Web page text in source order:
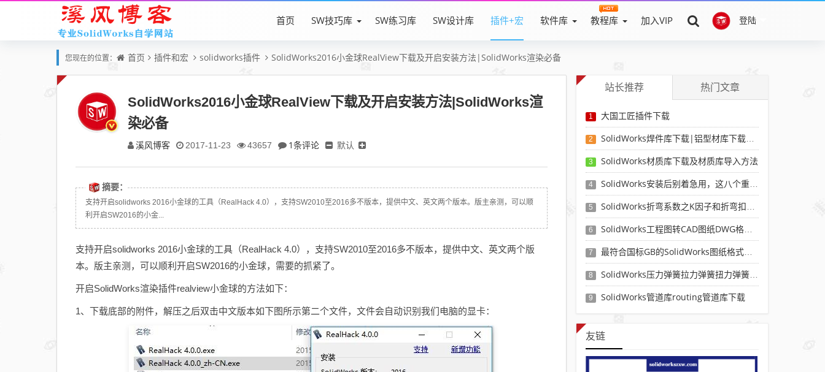
登陆
首页 SW技巧库 SW练习库 SW设计库 插件+宏 软件库 教程库 加入VIP
您现在的位置： 首页 插件和宏 solidworks插件 SolidWorks2016小金球RealView下载及开启安装方法|SolidWorks渲染必备
SolidWorks2016小金球RealView下载及开启安装方法|SolidWorks渲
染必备
溪风博客 2017-11-23 43657 1条评论 默认
摘要：
支持开启solidworks 2016小金球的工具（RealHack 4.0），支持SW2010至2016多不版本，提供中文、英文两个版本。版主亲测，可以顺
利开启SW2016的小金...
支持开启solidworks 2016小金球的工具（RealHack 4.0），支持SW2010至2016多不版本，提供中文、英文两个版
本。版主亲测，可以顺利开启SW2016的小金球，需要的抓紧了。
开启SolidWorks渲染插件realview小金球的方法如下：
1、下载底部的附件，解压之后双击中文版本如下图所示第二个文件，文件会自动识别我们电脑的显卡：
站长推荐 热门文章
1 大国工匠插件下载
2 SolidWorks焊件库下载|铝型材库下载|附sw焊件库添加配置使用教程
3 SolidWorks材质库下载及材质库导入方法
4 SolidWorks安装后别着急用，这八个重要SolidWorks设置可以提高你的画图效率
5 SolidWorks折弯系数之K因子和折弯扣除表-溪风推荐
6 SolidWorks工程图转CAD图纸DWG格式映射文件无乱码可分层-溪风亲测推荐
7 最符合国标GB的SolidWorks图纸格式和图纸模板下载-溪风专用版
8 SolidWorks压力弹簧拉力弹簧扭力弹簧涡卷弹簧自动生成宏程序下载
9 SolidWorks管道库routing管道库下载
友链